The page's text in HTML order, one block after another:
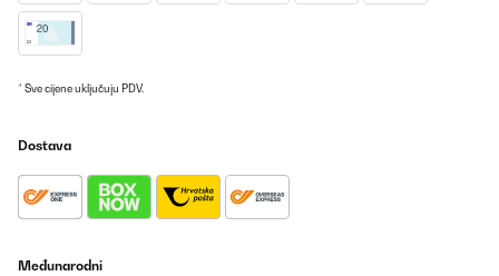
* Sve cijene uključuju PDV.
Dostava
Međunarodni